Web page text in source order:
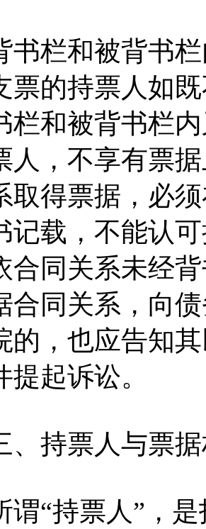
和被背书栏
票的持票人如
栏和被背书栏
人，不享有票
取得票据，必
记载，不能认
合同关系未经
合同关系，向
的，也应告知
提起诉讼。
持票人与票据
持票人”，是